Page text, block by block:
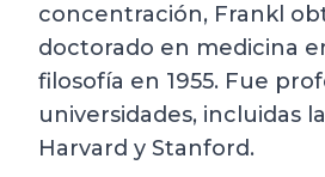
concentración, Frankl
doctorado en medicina
filosofía en 1955. Fue
universidades, incluidas
Harvard y Stanford.